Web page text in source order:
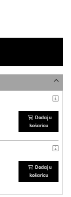
Dodaj u
košaricu
Dodaj u
košaricu